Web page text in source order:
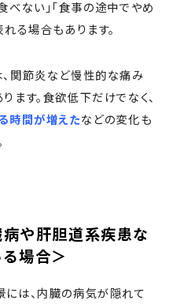
べない」「食事の途中でやめ
る場合もあります。
関節炎など慢性的な痛み
ます。食欲低下だけでなく、
時間が増えたなどの変化も
や肝胆道系疾患な
場合＞
は、内臓の病気が隠れて